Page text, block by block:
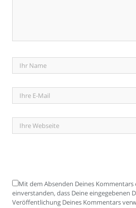
Mit dem Absenden Deines
einverstanden, dass Deine eingegebenen
Veröffentlichung Deines Kommentars